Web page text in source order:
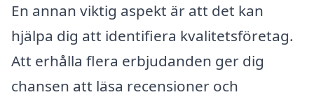
En annan viktig aspekt är att det kan
hjälpa dig att identifiera kvalitetsföretag.
Att erhålla flera erbjudanden ger dig
chansen att läsa recensioner och